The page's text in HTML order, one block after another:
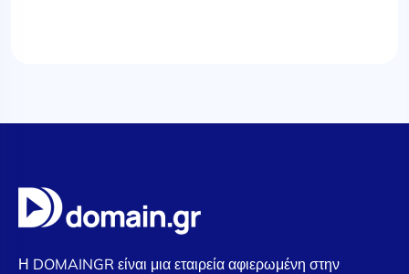
Η DOMAINGR είναι μια εταιρεία αφιερωμένη στην